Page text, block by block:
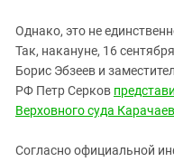
Однако, это не
Так, накануне, 16
Борис Эбзеев и
РФ Петр Серков
Верховного суда
Согласно официальной